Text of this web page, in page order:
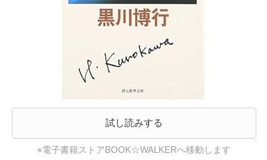
試し読みする
※電子書籍ストアBOOK☆WALKERへ移動します